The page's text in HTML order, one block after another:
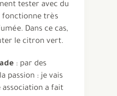
tester avec du
fonctionne très
Dans ce cas,
le citron vert.
: par des
passion : je vais
a fait